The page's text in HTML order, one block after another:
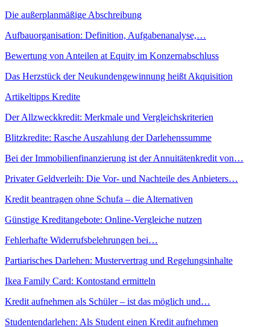
Die außerplanmäßige Abschreibung
Aufbauorganisation: Definition, Aufgabenanalyse,…
Bewertung von Anteilen at Equity im Konzernabschluss
Das Herzstück der Neukundengewinnung heißt Akquisition
Artikeltipps Kredite
Der Allzweckkredit: Merkmale und Vergleichskriterien
Blitzkredite: Rasche Auszahlung der Darlehenssumme
Bei der Immobilienfinanzierung ist der Annuitätenkredit von…
Privater Geldverleih: Die Vor- und Nachteile des Anbieters…
Kredit beantragen ohne Schufa – die Alternativen
Günstige Kreditangebote: Online-Vergleiche nutzen
Fehlerhafte Widerrufsbelehrungen bei…
Partiarisches Darlehen: Mustervertrag und Regelungsinhalte
Ikea Family Card: Kontostand ermitteln
Kredit aufnehmen als Schüler – ist das möglich und…
Studentendarlehen: Als Student einen Kredit aufnehmen